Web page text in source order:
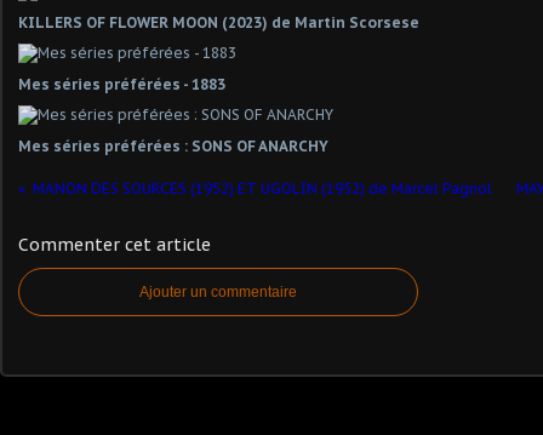
KILLERS OF FLOWER MOON (2023) de Martin Scorsese
Mes séries préférées - 1883
Mes séries préférées : SONS OF ANARCHY
MANON DES SOURCES (1952) ET UGOLIN (1952) de Marcel Pagnol
Commenter cet article
Ajouter un commentaire